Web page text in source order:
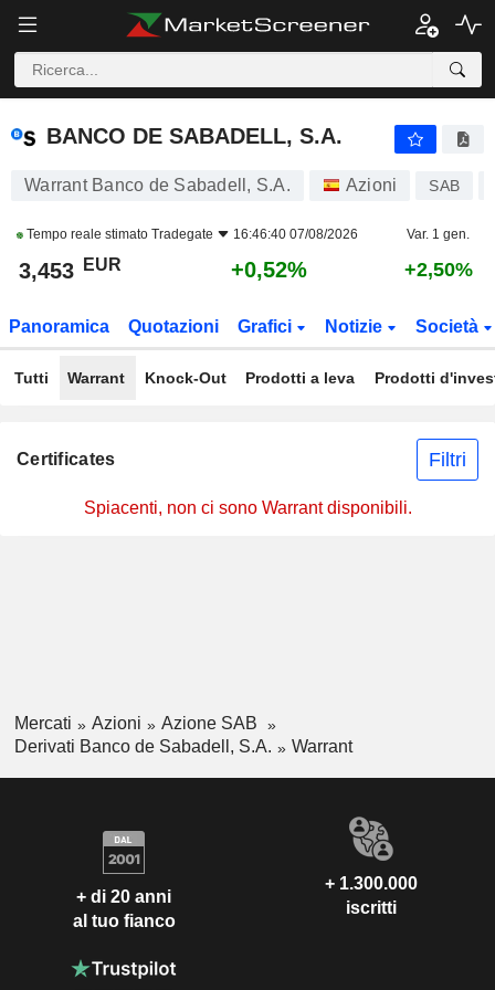
BANCO DE SABADELL, S.A.
BANCO DE SABADELL, S.A.
Warrant Banco de Sabadell, S.A. Azioni SAB
Tempo reale stimato Tradegate 16:46:40 07/08/2026 Var. 1 gen.
3,453 EUR +0,52% +2,50%
Panoramica Quotazioni Grafici Notizie Società
Tutti Warrant Knock-Out Prodotti a leva Prodotti
Certificates Filtri
Spiacenti, non ci sono Warrant disponibili.
Mercati Azioni
Azione SAB
Derivati Banco de Sabadell, S.A.
Warrant
+ di 20 anni
al tuo fianco
+ 1.300.000
iscritti